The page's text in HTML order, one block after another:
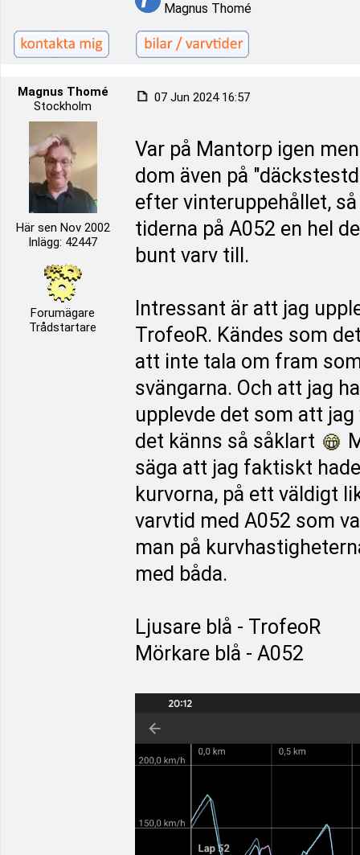
Magnus Thomé
Magnus Thomé
Stockholm
Här sen Nov 2002
Inlägg: 42447
Forumägare
Trådstartare
07 Jun 2024 16:57
Var på Mantorp igen
dom även på
efter vinteruppehållet,
tiderna på A052 en hel
bunt varv till.
Intressant är att jag
TrofeoR. Kändes som
att inte tala om fram
svängarna. Och att jag
upplevde det som att
det känns så såklart
säga att jag faktiskt
kurvorna, på ett väldigt
varvtid med A052 som
man på
med båda.
Ljusare blå - TrofeoR
Mörkare blå - A052